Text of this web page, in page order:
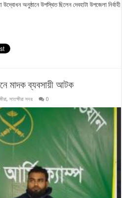
অনুষ্ঠানে উপস্থিত ছিলেন দেবহাটা উপজেলা নির্বাহী
মাদক ব্যবসায়ী আটক
,সাতক্ষীরা সদর 0